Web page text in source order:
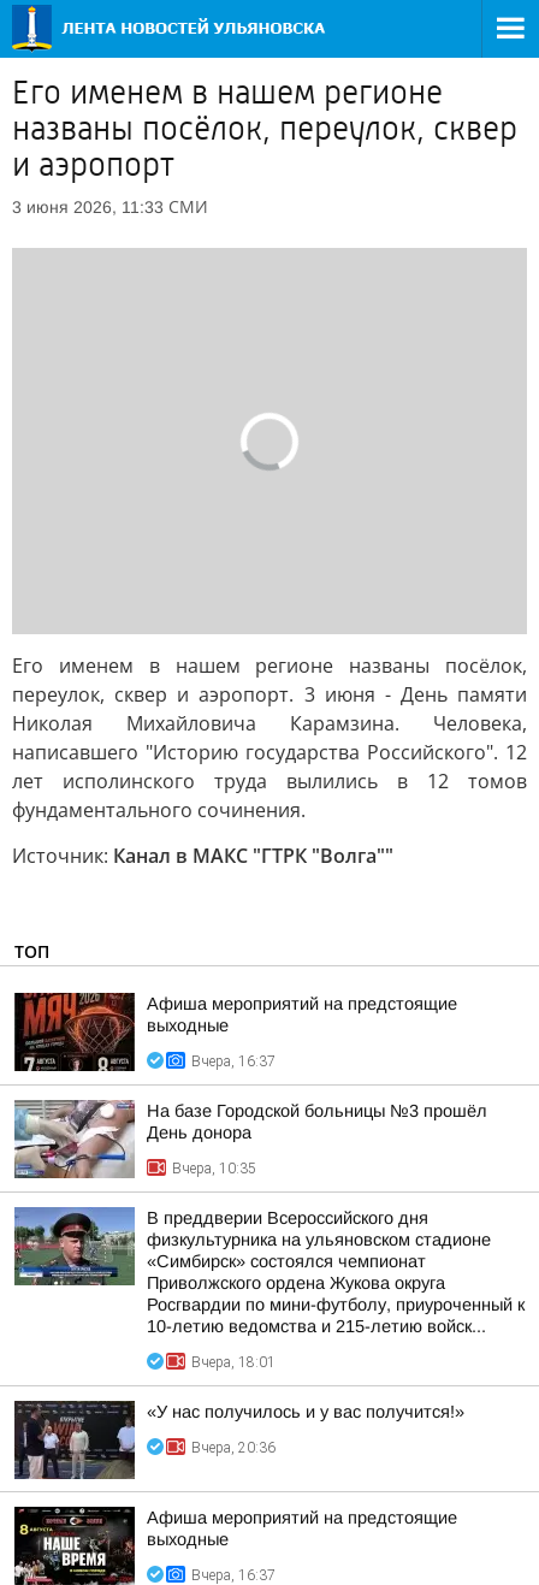
Его именем в нашем регионе
названы посёлок, переулок, сквер
и аэропорт
3 июня 2026, 11:33 СМИ
Его именем в нашем регионе названы посёлок,
переулок, сквер и аэропорт. 3 июня - День памяти
Николая Михайловича Карамзина. Человека,
написавшего "Историю государства Российского". 12
лет исполинского труда вылились в 12 томов
фундаментального сочинения.
Источник: Канал в МАКС "ГТРК "Волга""
ТОП
Афиша мероприятий на предстоящие
выходные
Вчера, 16:37
На базе Городской больницы №3 прошёл
День донора
Вчера, 10:35
В преддверии Всероссийского дня
физкультурника на ульяновском стадионе
«Симбирск» состоялся чемпионат
Приволжского ордена Жукова округа
Росгвардии по мини-футболу, приуроченный к
10-летию ведомства и 215-летию войск...
Вчера, 18:01
«У нас получилось и у вас получится!»
Вчера, 20:36
Афиша мероприятий на предстоящие
выходные
Вчера, 16:37